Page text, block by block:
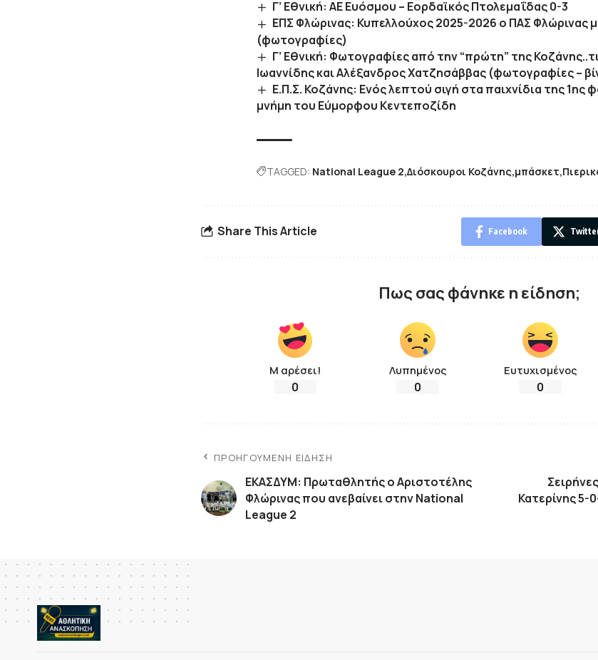
Γ’ Εθνική: ΑΕ Ευόσμου – Εορδαϊκός Πτολεμαΐδας 0-3
ΕΠΣ Φλώρινας: Κυπελλούχος 2025-2026 ο ΠΑΣ Φλώρινας
(φωτογραφίες)
Γ’ Εθνική: Φωτογραφίες από την “πρώτη” της
Ιωαννίδης και Αλέξανδρος Χατζησάββας (φωτογραφίες –
Ε.Π.Σ. Κοζάνης: Ενός λεπτού σιγή στα παιχνίδια της 1ης
μνήμη του Εύμορφου Κεντεποζίδη
TAGGED: National League 2 Διόσκουροι Κοζάνης μπάσκετ
Share This Article Facebook
Πως σας φάνηκε η είδηση;
Μ αρέσει!
0
Λυπημένος
0
Ευτυχισμένος
0
ΠΡΟΗΓΟΎΜΕΝΗ ΕΊΔΗΣΗ
ΕΚΑΣΔΥΜ: Πρωταθλητής ο Αριστοτέλης
Φλώρινας που ανεβαίνει στην National
League 2
Κατερίνης 5-